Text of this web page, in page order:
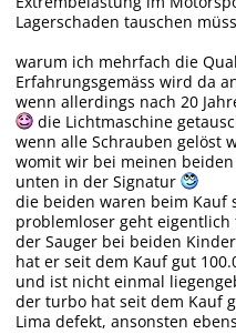
Lagerschaden tauschen
warum ich mehrfach die
Erfahrungsgemäss wird da
wenn allerdings nach 20
die Lichtmaschine
wenn alle Schrauben gelöst
womit wir bei meinen
unten in der Signatur
die beiden waren beim Kauf
problemloser geht eigentlich
der Sauger bei beiden
hat er seit dem Kauf gut
und ist nicht einmal
der turbo hat seit dem Kauf
Lima defekt, ansonsten